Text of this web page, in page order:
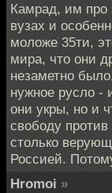
Камрад, им про
вузах и
моложе 35ти,
мира, что они
незаметно
нужное русло -
они укры, но и
свободу
столько
Россией.
Hromoi »